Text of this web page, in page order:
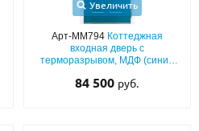
Увеличить
Арт-ММ794 Коттеджная
входная дверь с
терморазрывом, МДФ (синий
наличниками, остекленной
84 500 руб.